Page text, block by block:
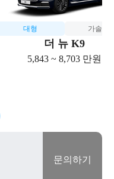
대형 가솔린
더 뉴 K9
5,843 ~ 8,703 만원
문의하기